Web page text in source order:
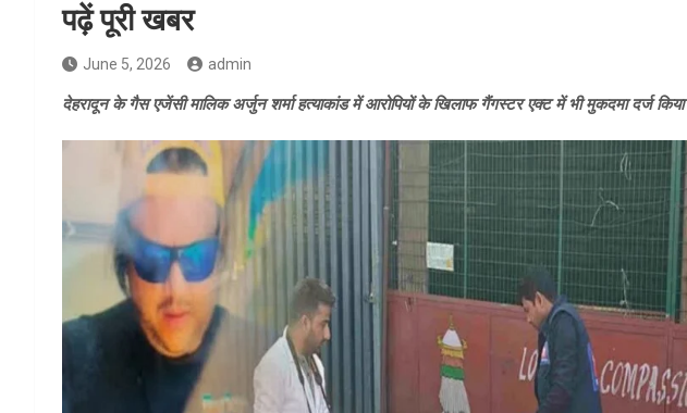
पढ़ें पूरी खबर
June 5, 2026 admin
देहरादून के गैस एजेंसी मालिक अर्जुन शर्मा हत्याकांड में आरोपियों के खिलाफ गैंगस्टर एक्ट में भी मुकदमा दर्ज किया